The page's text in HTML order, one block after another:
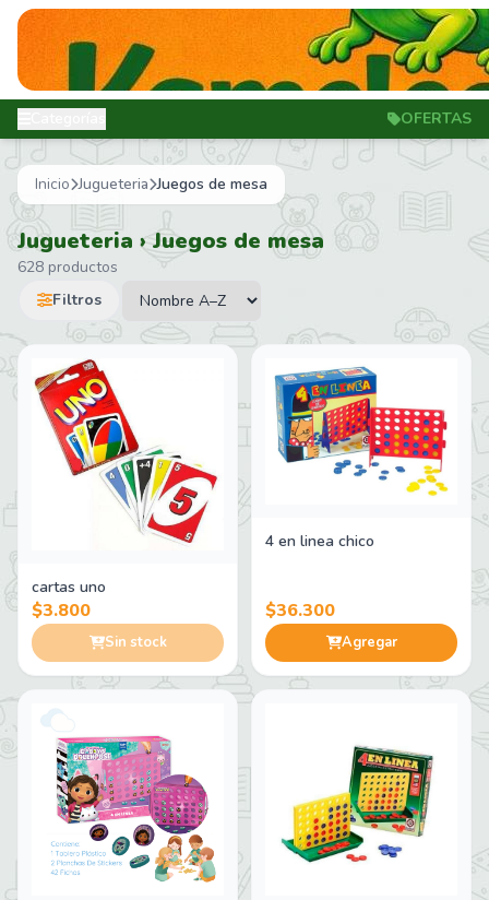
OFERTAS
Inicio Jugueteria Juegos de mesa
Jugueteria › Juegos de mesa
628 productos
Filtros
cartas uno
$3.800
Sin stock
4 en linea chico
$36.300
Agregar